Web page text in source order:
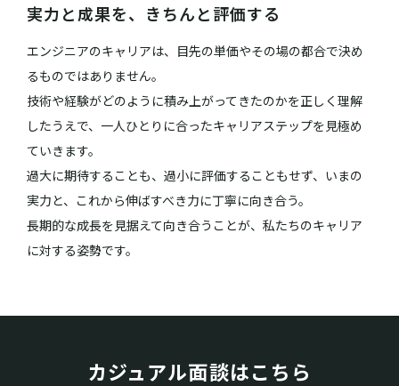
実力と成果を、きちんと評価する
エンジニアのキャリアは、目先の単価やその場の都合で決め
るものではありません。
技術や経験がどのように積み上がってきたのかを正しく理解
したうえで、 一人ひとりに合ったキャリアステップを見極め
ていきます。
過大に期待することも、過小に評価することもせず、 いまの
実力と、これから伸ばすべき力に丁寧に向き合う。
長期的な成長を見据えて向き合うことが、私たちのキャリア
に対する姿勢です。
カジュアル面談はこちら